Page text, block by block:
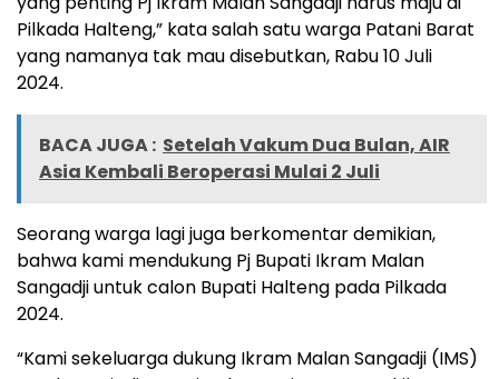
Pilkada Halteng,” kata salah satu warga Patani Barat
yang namanya tak mau disebutkan, Rabu 10 Juli
2024.
BACA JUGA : Setelah Vakum Dua Bulan, AIR
Asia Kembali Beroperasi Mulai 2 Juli
Seorang warga lagi juga berkomentar demikian,
bahwa kami mendukung Pj Bupati Ikram Malan
Sangadji untuk calon Bupati Halteng pada Pilkada
2024.
“Kami sekeluarga dukung Ikram Malan Sangadji (IMS)